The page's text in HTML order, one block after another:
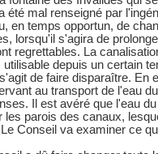
été mal renseigné par
en temps opportun, de
lorsqu'il s'agira de
regrettables. La
utilisable depuis un certain
de faire disparaître. En
au transport de l'eau
Il est avéré que l'eau
les parois des canaux,
Conseil va examiner ce